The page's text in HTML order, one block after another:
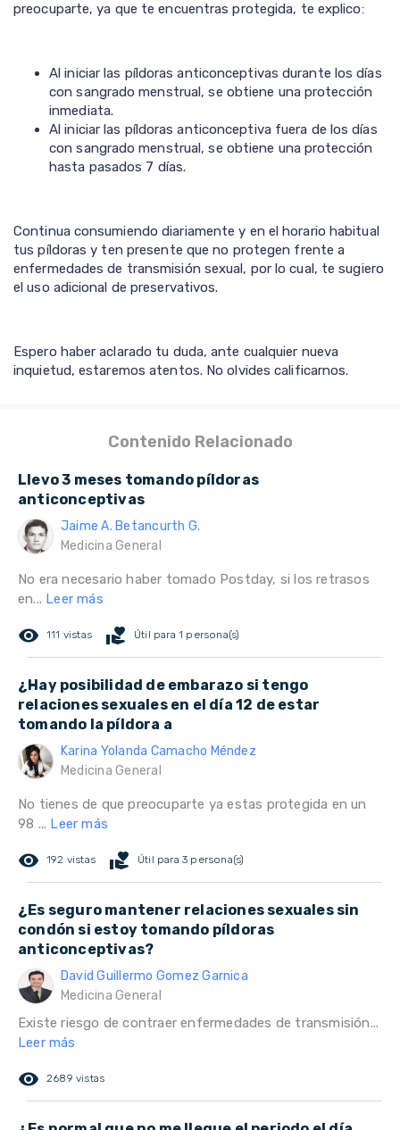
preocuparte, ya que te encuentras protegida, te explico:
Al iniciar las píldoras anticonceptivas durante los días
con sangrado menstrual, se obtiene una protección
inmediata.
Al iniciar las píldoras anticonceptiva fuera de los días
con sangrado menstrual, se obtiene una protección
hasta pasados 7 días.
Continua consumiendo diariamente y en el horario habitual
tus píldoras y ten presente que no protegen frente a
enfermedades de transmisión sexual, por lo cual, te sugiero
el uso adicional de preservativos.
Espero haber aclarado tu duda, ante cualquier nueva
inquietud, estaremos atentos. No olvides calificarnos.
Contenido Relacionado
Llevo 3 meses tomando píldoras
anticonceptivas
Jaime A. Betancurth G.
Medicina General
No era necesario haber tomado Postday, si los retrasos
en... Leer más
remove_red_eye 111 vistas volunteer_activism Útil para 1 persona(s)
¿Hay posibilidad de embarazo si tengo
relaciones sexuales en el día 12 de estar
tomando la píldora a
Karina Yolanda Camacho Méndez
Medicina General
No tienes de que preocuparte ya estas protegida en un
98 ... Leer más
remove_red_eye 192 vistas volunteer_activism Útil para 3 persona(s)
¿Es seguro mantener relaciones sexuales sin
condón si estoy tomando píldoras
anticonceptivas?
David Guillermo Gomez Garnica
Medicina General
Existe riesgo de contraer enfermedades de transmisión...
Leer más
remove_red_eye 2689 vistas